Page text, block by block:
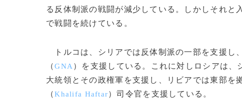
る反体制派の戦闘が減少している。しかしそれ
で戦闘を続けている。
トルコは、シリアでは反体制派の一部を支援し
（GNA ）を支援している。これに対しロシアは、
大統領とその政権軍を支援し、リビアでは東部を
（Khalifa Haftar）司令官を支援している。